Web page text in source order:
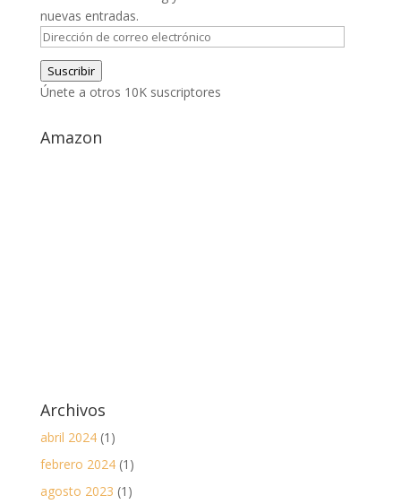
nuevas entradas.
Dirección
correo
electrónico
Suscribir
Únete a otros 10K suscriptores
Amazon
Archivos
abril 2024(1)
febrero 2024(1)
agosto 2023 (1)